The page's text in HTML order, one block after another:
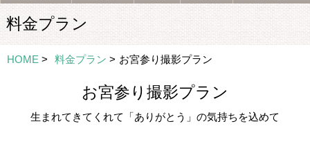
料金プラン
HOME > 料金プラン > お宮参り撮影プラン
お宮参り撮影プラン
生まれてきてくれて「ありがとう」の気持ちを込めて